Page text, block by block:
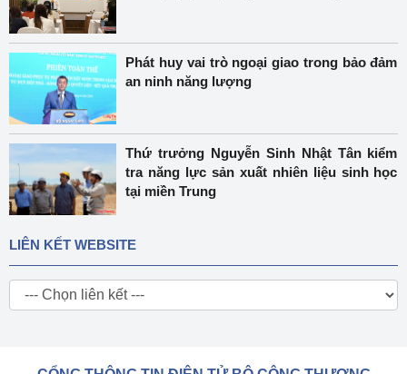
Phát huy vai trò ngoại giao trong bảo đảm
an ninh năng lượng
Thứ trưởng Nguyễn Sinh Nhật Tân kiểm
tra năng lực sản xuất nhiên liệu sinh học
tại miền Trung
LIÊN KẾT WEBSITE